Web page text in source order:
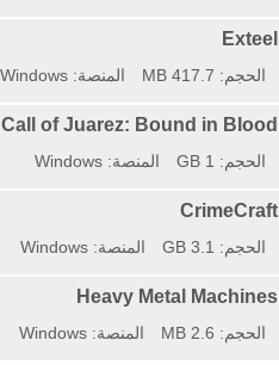
Exteel
الحجم: 417.7 MB المنصة: Windows
Call of Juarez: Bound in Blood
الحجم: 1 GB المنصة: Windows
CrimeCraft
الحجم: 3.1 GB المنصة: Windows
Heavy Metal Machines
الحجم: 2.6 MB المنصة: Windows